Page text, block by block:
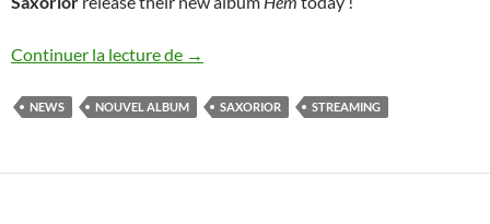
Continuer la lecture de Saxorior sort son nouvel album
→
NEWS NOUVEL ALBUM SAXORIOR STREAMING